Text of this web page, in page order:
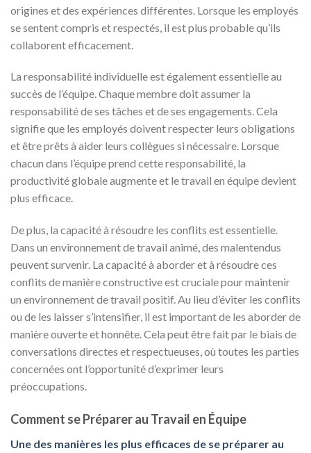
origines et des expériences différentes. Lorsque les employés
se sentent compris et respectés, il est plus probable qu’ils
collaborent efficacement.
La responsabilité individuelle est également essentielle au
succès de l’équipe. Chaque membre doit assumer la
responsabilité de ses tâches et de ses engagements. Cela
signifie que les employés doivent respecter leurs obligations
et être prêts à aider leurs collègues si nécessaire. Lorsque
chacun dans l’équipe prend cette responsabilité, la
productivité globale augmente et le travail en équipe devient
plus efficace.
De plus, la capacité à résoudre les conflits est essentielle.
Dans un environnement de travail animé, des malentendus
peuvent survenir. La capacité à aborder et à résoudre ces
conflits de manière constructive est cruciale pour maintenir
un environnement de travail positif. Au lieu d’éviter les conflits
ou de les laisser s’intensifier, il est important de les aborder de
manière ouverte et honnête. Cela peut être fait par le biais de
conversations directes et respectueuses, où toutes les parties
concernées ont l’opportunité d’exprimer leurs
préoccupations.
Comment se Préparer au Travail en Équipe
Une des manières les plus efficaces de se préparer au